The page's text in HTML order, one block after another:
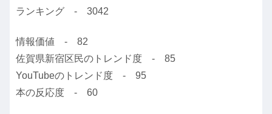
ランキング - 3042
情報価値 - 82
佐賀県新宿区民のトレンド度 - 85
YouTubeのトレンド度 - 95
本の反応度 - 60